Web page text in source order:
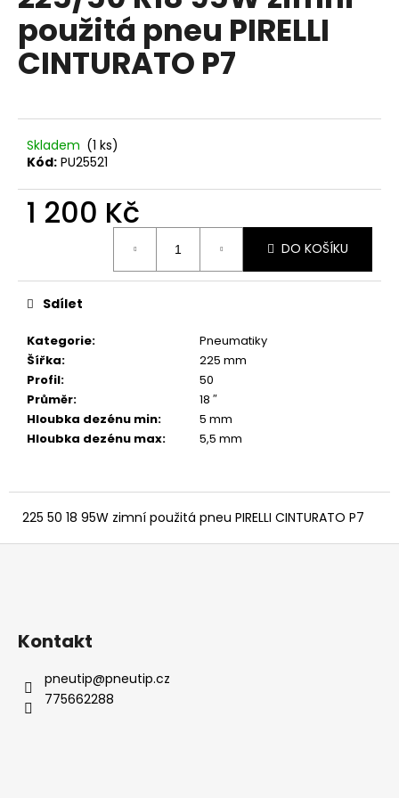
5
hvězdiček.
použitá pneu PIRELLI
CINTURATO P7
Skladem (1 ks)
Kód: PU25521
1 200 Kč
DO KOŠÍKU
Kategorie:
Pneumatiky
Šířka:
225 mm
Profil:
50
Průměr:
18 ″
Hloubka dezénu min:
5 mm
Hloubka dezénu max: 5,5 mm
Sdílet
225 50 18 95W zimní použitá pneu PIRELLI CINTURATO P7
a
j
í
?
D
o
o
u
č
u
e
Z
Kontakt
pneutip@pneutip.cz
775662288